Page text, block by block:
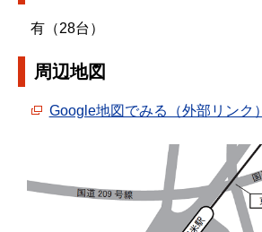
有（28台）
周辺地図
Google地図でみる（外部リンク）